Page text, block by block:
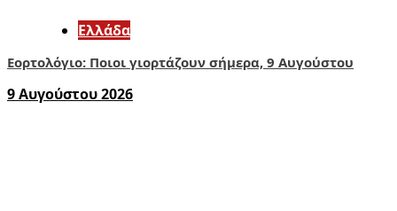
Ελλάδα
Εορτολόγιο: Ποιοι γιορτάζουν σήμερα, 9 Αυγούστου
9 Αυγούστου 2026